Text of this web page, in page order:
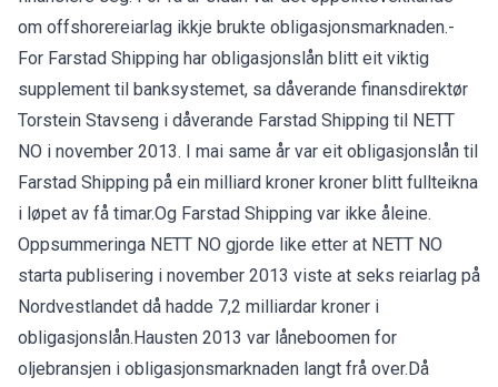
om offshorereiarlag ikkje brukte obligasjonsmarknaden.-
For Farstad Shipping har obligasjonslån blitt eit viktig
supplement til banksystemet, sa dåverande finansdirektør
Torstein Stavseng i dåverande Farstad Shipping til NETT
NO i november 2013. I mai same år var eit obligasjonslån til
Farstad Shipping på ein milliard kroner kroner blitt fullteikna
i løpet av få timar.Og Farstad Shipping var ikke åleine.
Oppsummeringa NETT NO gjorde like etter at NETT NO
starta publisering i november 2013 viste at seks reiarlag på
Nordvestlandet då hadde 7,2 milliardar kroner i
obligasjonslån.Hausten 2013 var låneboomen for
oljebransjen i obligasjonsmarknaden langt frå over.Då